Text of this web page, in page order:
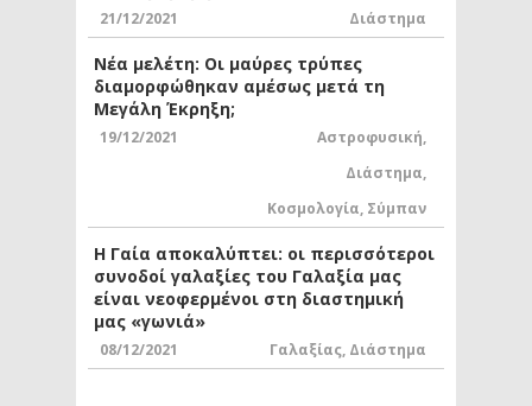
21/12/2021 Διάστημα
Νέα μελέτη: Οι μαύρες τρύπες
διαμορφώθηκαν αμέσως μετά τη
Μεγάλη Έκρηξη;
19/12/2021 Αστροφυσική,
Διάστημα,
Κοσμολογία, Σύμπαν
Η Γαία αποκαλύπτει: οι περισσότεροι
συνοδοί γαλαξίες του Γαλαξία μας
είναι νεοφερμένοι στη διαστημική
μας «γωνιά»
08/12/2021 Γαλαξίας, Διάστημα